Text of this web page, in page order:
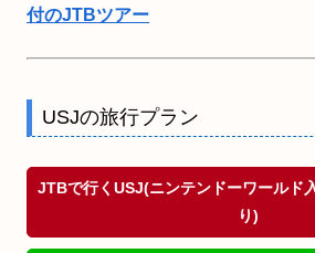
付のJTBツアー
USJの旅行プラン
JTBで行くUSJ(ニンテンドーワールド
り)